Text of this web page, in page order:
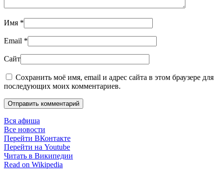
Имя *
Email *
Сайт
Сохранить моё имя, email и адрес сайта в этом браузере для
последующих моих комментариев.
Отправить комментарий
Вся афиша
Все новости
Перейти ВКонтакте
Перейти на Youtube
Читать в Википедии
Read on Wikipedia